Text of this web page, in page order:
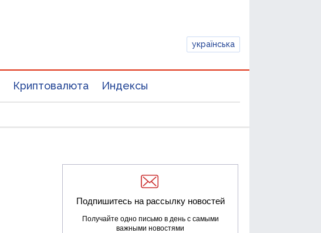
українська
Криптовалюта Индексы
Подпишитесь на рассылку новостей
Получайте одно письмо в день с самыми
важными новостями